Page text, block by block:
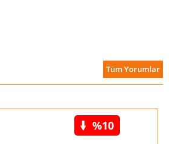
Tüm Yorumlar
%10